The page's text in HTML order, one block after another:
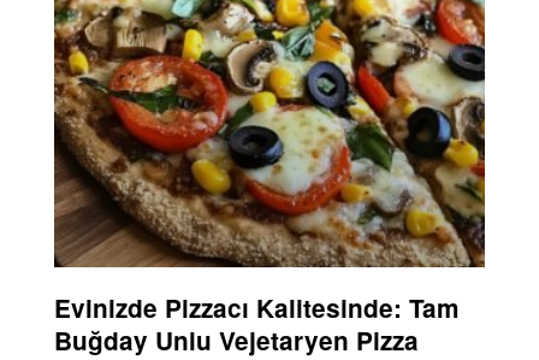
Evinizde Pizzacı Kalitesinde: Tam
Buğday Unlu Vejetaryen Pizza